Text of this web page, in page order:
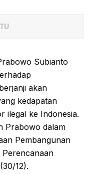
Subianto
akan
kedapatan
ilegal ke Indonesia.
Prabowo dalam
Pembangunan
12).